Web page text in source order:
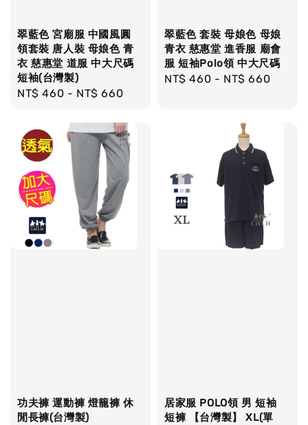
翠藍色 宮廟服 中國風圓
領套裝 唐人裝 母娘色 青
衣 慈惠堂 道服 中大尺碼
短袖(台灣製)
Regular
NT$ 460 - NT$ 660
翠藍色 套裝 母娘色 母娘
青衣 慈惠堂 進香服 廟會
服 短袖Polo領 中大尺碼
Regular
NT$ 460 - NT$ 660
功夫褲 運動褲 燈籠褲 休
閒長褲(台灣製)
居家服 POLO領 男 短袖
短褲 【台灣製】 XL(單